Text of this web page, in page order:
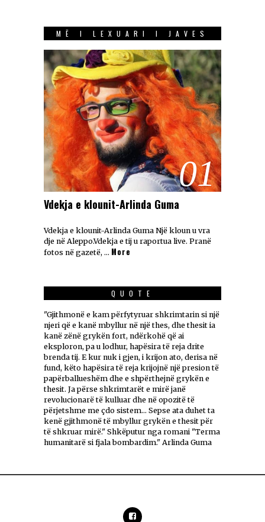
MË I LEXUARI I JAVES
01
Vdekja e klounit-Arlinda Guma
Vdekja e klounit-Arlinda Guma Një kloun u vra
dje në Aleppo.Vdekja e tij u raportua live. Pranë
fotos në gazetë, … More
QUOTE
"Gjithmonë e kam përfytyruar shkrimtarin si një
njeri që e kanë mbyllur në një thes, dhe thesit ia
kanë zënë grykën fort, ndërkohë që ai
eksploron, pa u lodhur, hapësira të reja drite
brenda tij. E kur nuk i gjen, i krijon ato, derisa në
fund, këto hapësira të reja krijojnë një presion të
papërballueshëm dhe e shpërthejnë grykën e
thesit. Ja përse shkrimtarët e mirë janë
revolucionarë të kulluar dhe në opozitë të
përjetshme me çdo sistem... Sepse ata duhet ta
kenë gjithmonë të mbyllur grykën e thesit për
të shkruar mirë." Shkëputur nga romani "Terma
humanitarë si fjala bombardim." Arlinda Guma